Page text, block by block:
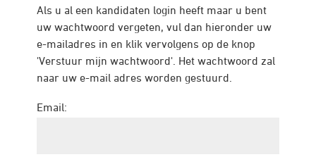
Als u al een kandidaten login heeft maar u bent
uw wachtwoord vergeten, vul dan hieronder uw
e-mailadres in en klik vervolgens op de knop
'Verstuur mijn wachtwoord'. Het wachtwoord zal
naar uw e-mail adres worden gestuurd.
Email: